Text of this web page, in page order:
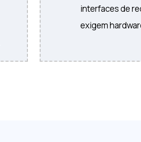
interfaces de
exigem